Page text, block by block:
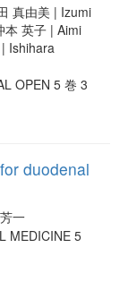
真由美 | Izumi
本 英子 | Aimi
Ishihara
OPEN 5 巻 3
duodenal
一
MEDICINE 5